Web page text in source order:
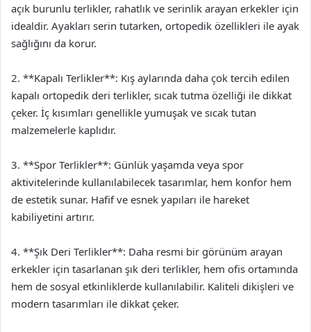
açık burunlu terlikler, rahatlık ve serinlik arayan erkekler için
idealdir. Ayakları serin tutarken, ortopedik özellikleri ile ayak
sağlığını da korur.
2. **Kapalı Terlikler**: Kış aylarında daha çok tercih edilen
kapalı ortopedik deri terlikler, sıcak tutma özelliği ile dikkat
çeker. İç kısımları genellikle yumuşak ve sıcak tutan
malzemelerle kaplıdır.
3. **Spor Terlikler**: Günlük yaşamda veya spor
aktivitelerinde kullanılabilecek tasarımlar, hem konfor hem
de estetik sunar. Hafif ve esnek yapıları ile hareket
kabiliyetini artırır.
4. **Şık Deri Terlikler**: Daha resmi bir görünüm arayan
erkekler için tasarlanan şık deri terlikler, hem ofis ortamında
hem de sosyal etkinliklerde kullanılabilir. Kaliteli dikişleri ve
modern tasarımları ile dikkat çeker.